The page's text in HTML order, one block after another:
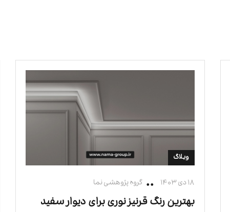
وبلاگ
۱۸ دی ۱۴۰۳ گروه پژوهشی نما
بهترین رنگ قرنیز نوری برای دیوار سفید